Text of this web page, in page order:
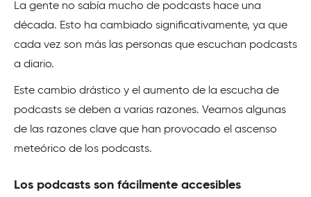
La gente no sabía mucho de podcasts hace una
década. Esto ha cambiado significativamente, ya que
cada vez son más las personas que escuchan podcasts
a diario.
Este cambio drástico y el aumento de la escucha de
podcasts se deben a varias razones. Veamos algunas
de las razones clave que han provocado el ascenso
meteórico de los podcasts.
Los podcasts son fácilmente accesibles